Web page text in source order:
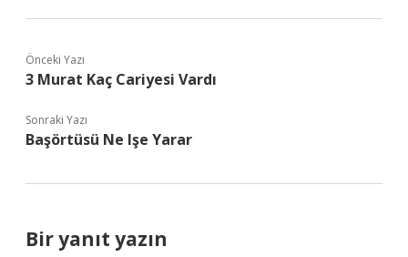
Önceki Yazı
3 Murat Kaç Cariyesi Vardı
Sonraki Yazı
Başörtüsü Ne Işe Yarar
Bir yanıt yazın